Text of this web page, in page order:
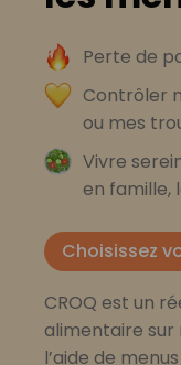
Perte de
Contrôler
ou mes
Vivre
en famille,
Choisissez
CROQ est un
alimentaire sur
l’aide de menus